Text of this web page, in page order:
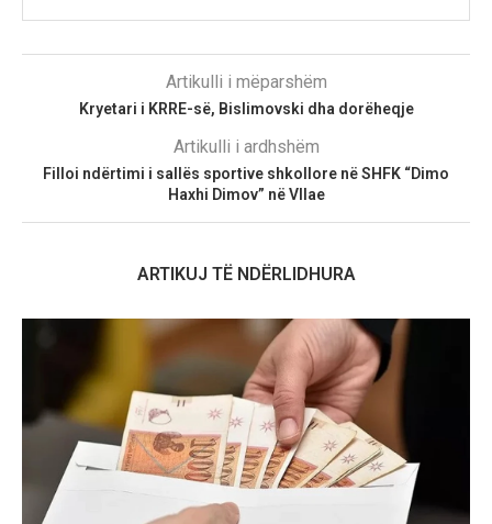
Artikulli i mëparshëm
Kryetari i KRRE-së, Bislimovski dha dorëheqje
Artikulli i ardhshëm
Filloi ndërtimi i sallës sportive shkollore në SHFK “Dimo
Haxhi Dimov” në Vllae
ARTIKUJ TË NDËRLIDHURA